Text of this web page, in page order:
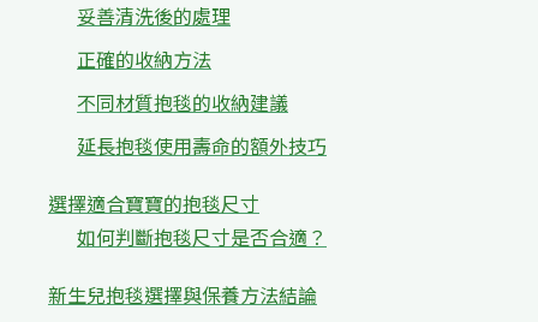
妥善清洗後的處理
正確的收納方法
不同材質抱毯的收納建議
延長抱毯使用壽命的額外技巧
選擇適合寶寶的抱毯尺寸
如何判斷抱毯尺寸是否合適？
新生兒抱毯選擇與保養方法結論